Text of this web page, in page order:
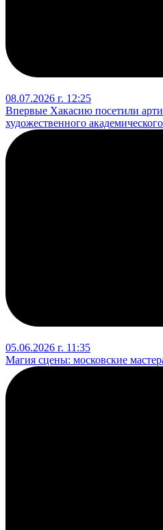
08.07.2026 г. 12:25
Впервые Хакасию посетили
художественного академического
05.06.2026 г. 11:35
Магия сцены: московские